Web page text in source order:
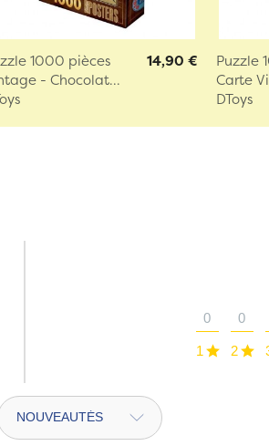
1000 pièces
- Chocolat...
14,90 €
Puzzle
Carte
DToys
1
0
2
0